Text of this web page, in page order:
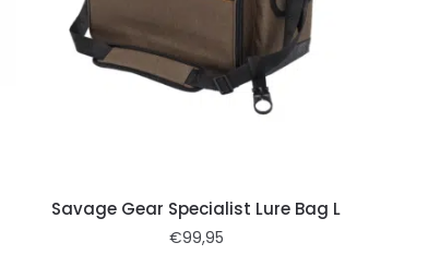
Savage Gear Specialist Lure Bag L
€99,95